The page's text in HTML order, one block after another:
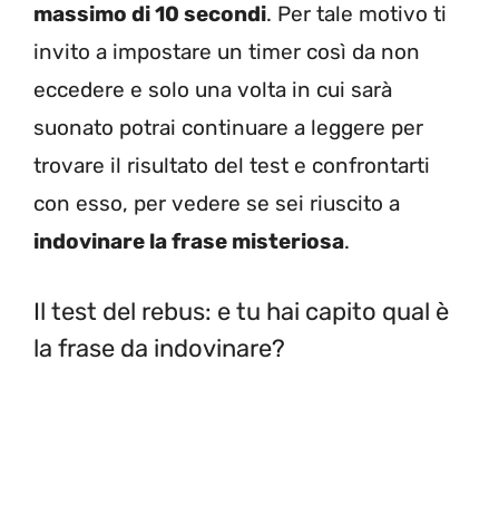
massimo di 10 secondi. Per tale motivo ti
invito a impostare un timer così da non
eccedere e solo una volta in cui sarà
suonato potrai continuare a leggere per
trovare il risultato del test e confrontarti
con esso, per vedere se sei riuscito a
indovinare la frase misteriosa.
Il test del rebus: e tu hai capito qual è
la frase da indovinare?